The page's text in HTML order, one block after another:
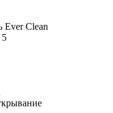
Ever Clean
5